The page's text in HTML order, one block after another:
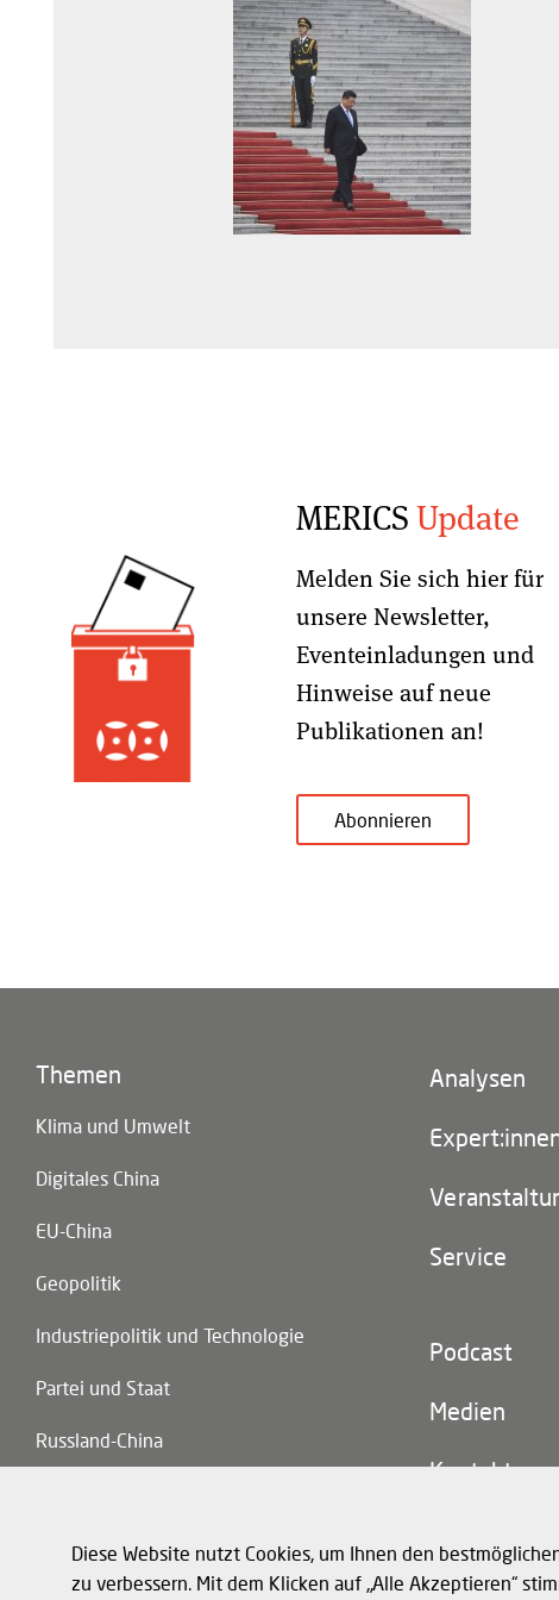
Diese Website nutzt Cookies, um Ihnen den
zu verbessern. Mit dem Klicken auf „Alle Akzeptieren“
MERICSUpdate
Melden Sie sich hier für
unsere Newsletter,
Eventeinladungen und
Hinweise auf neue
Publikationen an!
Abonnieren
Themen
Klima und Umwelt
Digitales China
EU-China
Geopolitik
Industriepolitik und Technologie
Partei und Staat
Russland-China
Footer
navigation)
Analysen
Service
Footer
navigation)
Podcast
Medien
Kontakt